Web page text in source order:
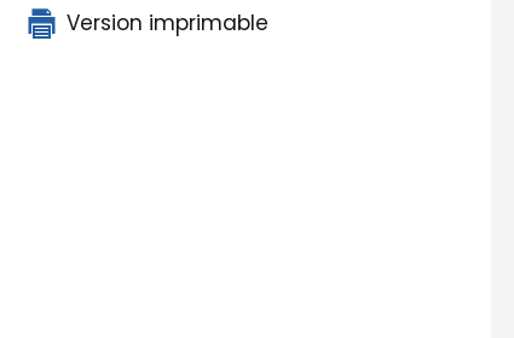
Version imprimable